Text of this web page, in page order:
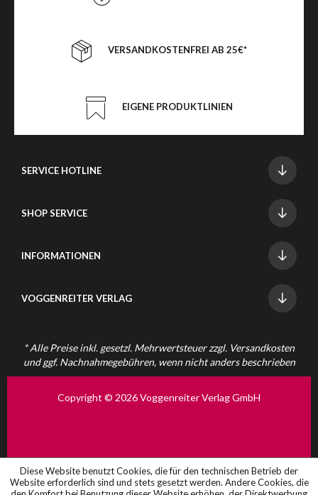
VERSANDKOSTENFREI AB 25€*
EIGENE PRODUKTLINIEN
SERVICE HOTLINE
SHOP SERVICE
INFORMATIONEN
VOGGENREITER VERLAG
* Alle Preise inkl. gesetzl. Mehrwertsteuer zzgl. Versandkosten
und ggf. Nachnahmegebühren, wenn nicht anders beschrieben
Copyright © 2026 Voggenreiter Verlag GmbH
Diese Website benutzt Cookies, die für den technischen Betrieb der
Website erforderlich sind und stets gesetzt werden. Andere Cookies, die